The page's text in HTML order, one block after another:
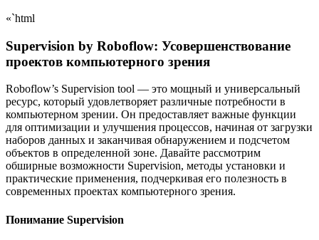
«`html
Supervision by Roboflow: Усовершенствование
проектов компьютерного зрения
Roboflow’s Supervision tool — это мощный и универсальный
ресурс, который удовлетворяет различные потребности в
компьютерном зрении. Он предоставляет важные функции
для оптимизации и улучшения процессов, начиная от загрузки
наборов данных и заканчивая обнаружением и подсчетом
объектов в определенной зоне. Давайте рассмотрим
обширные возможности Supervision, методы установки и
практические применения, подчеркивая его полезность в
современных проектах компьютерного зрения.
Понимание Supervision